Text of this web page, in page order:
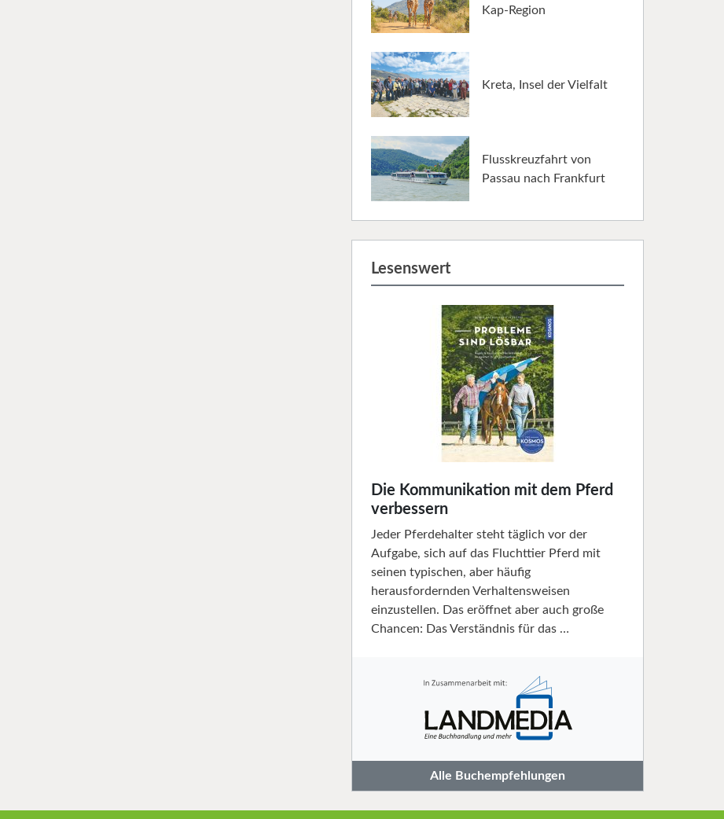
Kap-Region
Kreta, Insel der Vielfalt
Flusskreuzfahrt von
Passau nach Frankfurt
Lesenswert
Die Kommunikation mit dem Pferd
verbessern
Jeder Pferdehalter steht täglich vor der
Aufgabe, sich auf das Fluchttier Pferd mit
seinen typischen, aber häufig
herausfordernden Verhaltensweisen
einzustellen. Das eröffnet aber auch große
Chancen: Das Verständnis für das …
Alle Buchempfehlungen